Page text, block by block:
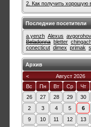
2. Как получить хорошую
Последние посетители
a.yenzh Alexus avgorohov
Beladonna bletter
conecticut dimex primak
Архив
<
Август 2026
Вс
Пн Вт Ср Чт
26
27 28 29 30
2
3 4 5 6
9
10 11 12 13